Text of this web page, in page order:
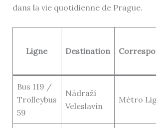
dans la vie quotidienne de Prague.
Ligne Destination
Bus 119 /
Trolleybus
59
Nádraží
Veleslavín
Métro